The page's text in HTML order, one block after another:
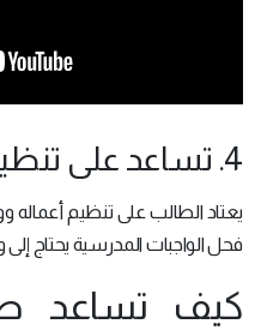
4. تساعد على تنظيم الوقت:
يعتاد الطالب على تنظيم أعماله
فحل الواجبات المدرسية يحتاج
كيف تساعد